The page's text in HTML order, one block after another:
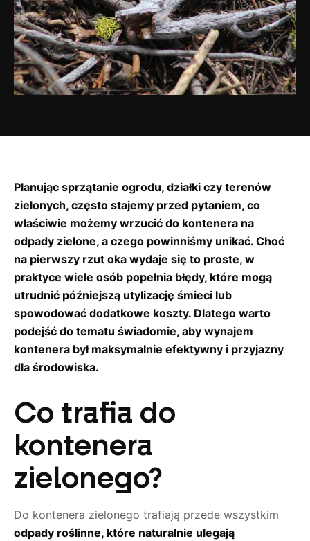
Planując sprzątanie ogrodu, działki czy terenów
zielonych, często stajemy przed pytaniem, co
właściwie możemy wrzucić do kontenera na
odpady zielone, a czego powinniśmy unikać. Choć
na pierwszy rzut oka wydaje się to proste, w
praktyce wiele osób popełnia błędy, które mogą
utrudnić późniejszą utylizację śmieci lub
spowodować dodatkowe koszty. Dlatego warto
podejść do tematu świadomie, aby wynajem
kontenera był maksymalnie efektywny i przyjazny
dla środowiska.
Co trafia do
kontenera
zielonego?
Do kontenera zielonego trafiają przede wszystkim
odpady roślinne, które naturalnie ulegają